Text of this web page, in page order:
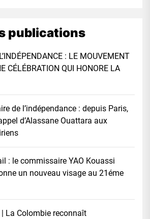
publications
: LE MOUVEMENT
CÉLÉBRATION QUI HONORE LA
de l’indépendance : depuis Paris,
d’Alassane Ouattara aux
: le commissaire YAO Kouassi
un nouveau visage au 21éme
La Colombie reconnaît